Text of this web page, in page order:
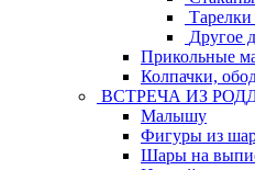
Другое
Прикольные
Колпачки,
ВСТРЕЧА ИЗ
Малышу
Фигуры из
Шары на